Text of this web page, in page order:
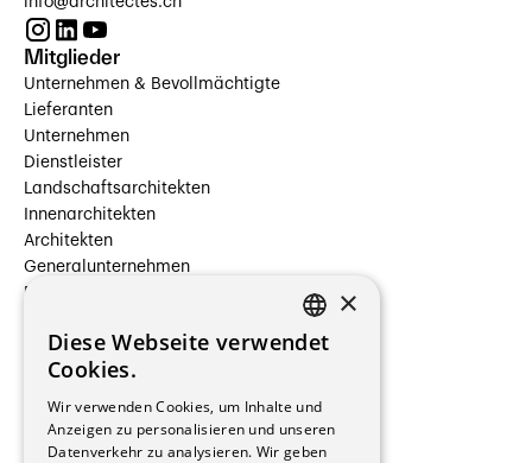
Mitglieder
Unternehmen & Bevollmächtigte
Lieferanten
Unternehmen
Dienstleister
Landschaftsarchitekten
Innenarchitekten
Architekten
Generalunternehmen
Beauftragte Unternehmen
Hersteller/Lieferanten
Bauherrschaften
Immobilienverwaltungsgesellschaften
Stockwerkeigentum
Reportagen
FRENCH
×
Diese Webseite verwendet
Cookies.
Wir verwenden Cookies, um Inhalte und
Anzeigen zu personalisieren und unseren
Datenverkehr zu analysieren. Wir geben